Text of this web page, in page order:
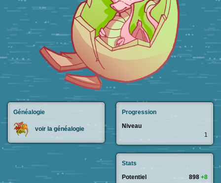
Généalogie
voir la généalogie
Progression
Niveau
1
Stats
Potentiel
898 +8